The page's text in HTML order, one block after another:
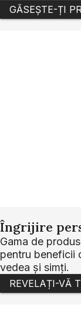
GĂSEȘTE-ȚI
Îngrijire
Gama de
pentru beneficii
vedea și simți.
REVELAȚI-VĂ